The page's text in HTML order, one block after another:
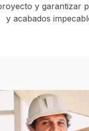
y garantizar
y acabados